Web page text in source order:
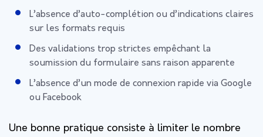
L’absence d’auto-complétion ou d’indications claires
sur les formats requis
Des validations trop strictes empêchant la
soumission du formulaire sans raison apparente
L’absence d’un mode de connexion rapide via Google
ou Facebook
Une bonne pratique consiste à limiter le nombre